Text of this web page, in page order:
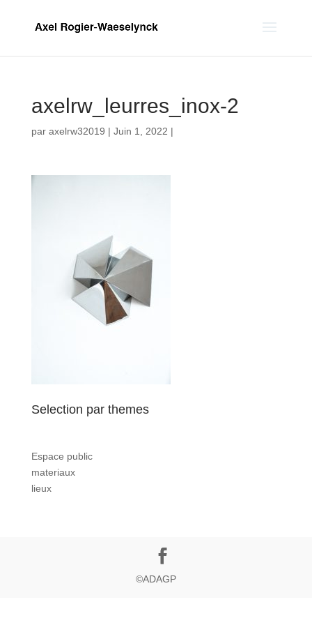
axelrw_leurres_inox-2
par axelrw32019 | Juin 1, 2022 |
Selection par themes
Espace public
materiaux
lieux
©ADAGP